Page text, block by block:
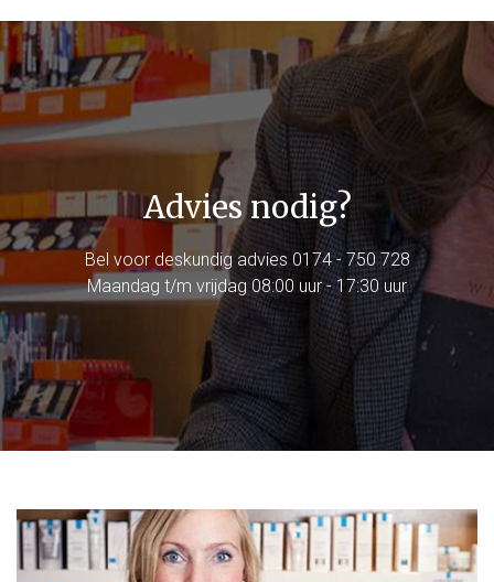
Advies nodig?
Bel voor deskundig advies 0174 - 750 728
Maandag t/m vrijdag 08:00 uur - 17:30 uur